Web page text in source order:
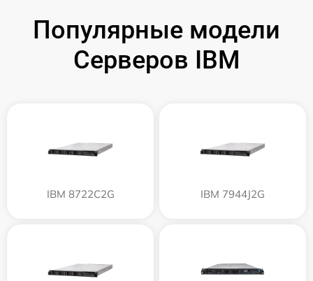
Популярные модели
Серверов IBM
IBM 8722C2G IBM 7944J2G